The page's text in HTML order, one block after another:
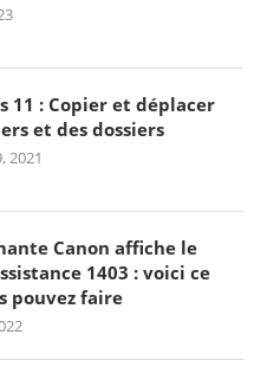
11 : Copier et déplacer
et des dossiers
2021
Canon affiche le
1403 : voici ce
pouvez faire